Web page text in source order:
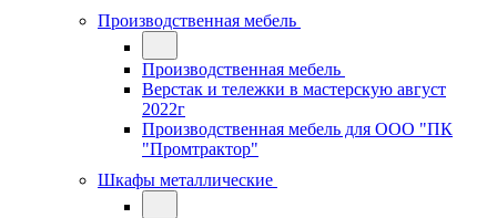
Производственная мебель
Производственная мебель
Верстак и тележки в мастерскую август
2022г
Производственная мебель для ООО "ПК
"Промтрактор"
Шкафы металлические